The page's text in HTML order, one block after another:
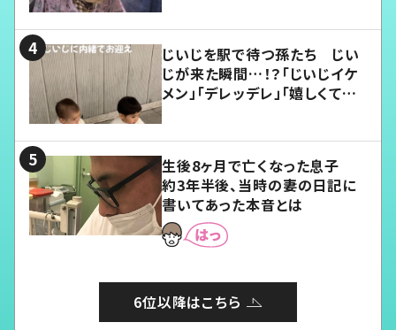
じいじを駅で待つ孫たち じい
じが来た瞬間…！？「じいじイケ
メン」「デレッデレ」「嬉しくて可
生後8ヶ月で亡くなった息子
約3年半後、当時の妻の日記に
書いてあった本音とは
6位以降はこちら